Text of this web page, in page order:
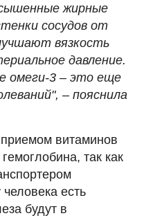
жирные
сосудов от
вязкость
давление.
омеги-3 – это еще
– пояснила
витаминов
так как
есть
будут в